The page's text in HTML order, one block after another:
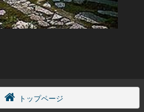
トップページ